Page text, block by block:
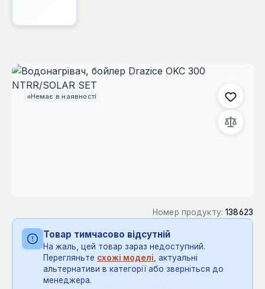
Немає в наявності
Пропустити галерею зображень
Номер продукту: 138623
Товар тимчасово відсутній
На жаль, цей товар зараз недоступний.
Перегляньте схожі моделі, актуальні
альтернативи в категорії або зверніться до
менеджера.